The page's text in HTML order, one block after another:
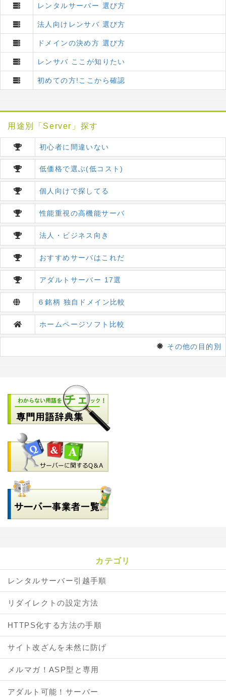
レンタルサーバー 選び方
法人向けレンサバ 選び方
ドメインの決め方 選び方
レンサバ ここが知りたい
初めての方!ここから確認
用途別「Server」探す
初心者に間違いない
低価格で選ぶ(低コスト)
個人向けで探してる
性能重視の高機能サーバ
法人・ビジネス向き
おすすめサーバはこれだ
アダルトサーバー 17選
６銘柄 独自ドメイン比較
ホームページソフト比較
その他の目的別
カテゴリ
レンタルサーバー引越手順
リダイレクトの設定方法
HTTPS化する方法の手順
サイト改ざんを未然に防げ
メルマガ！ASP型と専用
アダルト可能！サーバー